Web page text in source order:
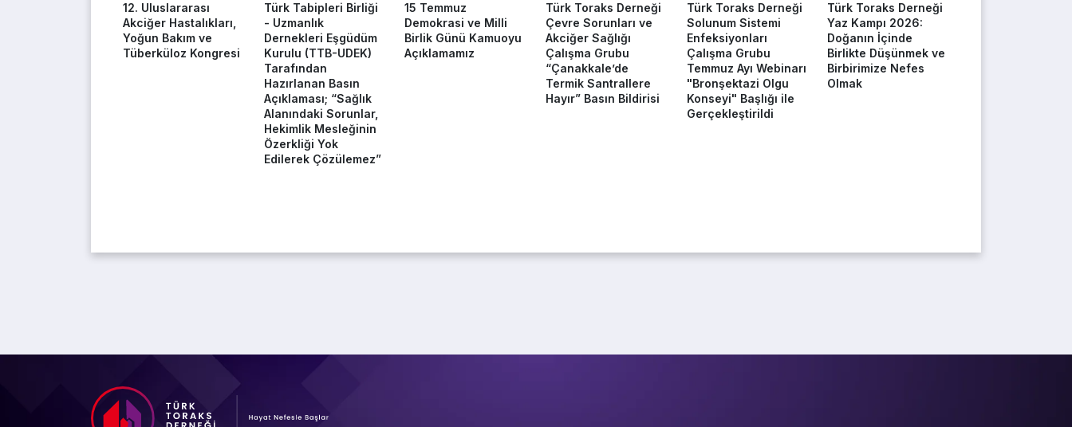
12. Uluslararası
Akciğer Hastalıkları,
Yoğun Bakım ve
Tüberküloz Kongresi
Türk Tabipleri Birliği
- Uzmanlık
Dernekleri Eşgüdüm
Kurulu (TTB-UDEK)
Tarafından
Hazırlanan Basın
Açıklaması; “Sağlık
Alanındaki Sorunlar,
Hekimlik Mesleğinin
Özerkliği Yok
Edilerek Çözülemez”
15 Temmuz
Demokrasi ve Milli
Birlik Günü Kamuoyu
Açıklamamız
Türk Toraks Derneği
Çevre Sorunları ve
Akciğer Sağlığı
Çalışma Grubu
“Çanakkale’de
Termik Santrallere
Hayır” Basın Bildirisi
Türk Toraks Derneği
Solunum Sistemi
Enfeksiyonları
Çalışma Grubu
Temmuz Ayı Webinarı
"Bronşektazi Olgu
Konseyi" Başlığı ile
Gerçekleştirildi
Türk Toraks Derneği
Yaz Kampı 2026:
Doğanın İçinde
Birlikte Düşünmek ve
Birbirimize Nefes
Olmak